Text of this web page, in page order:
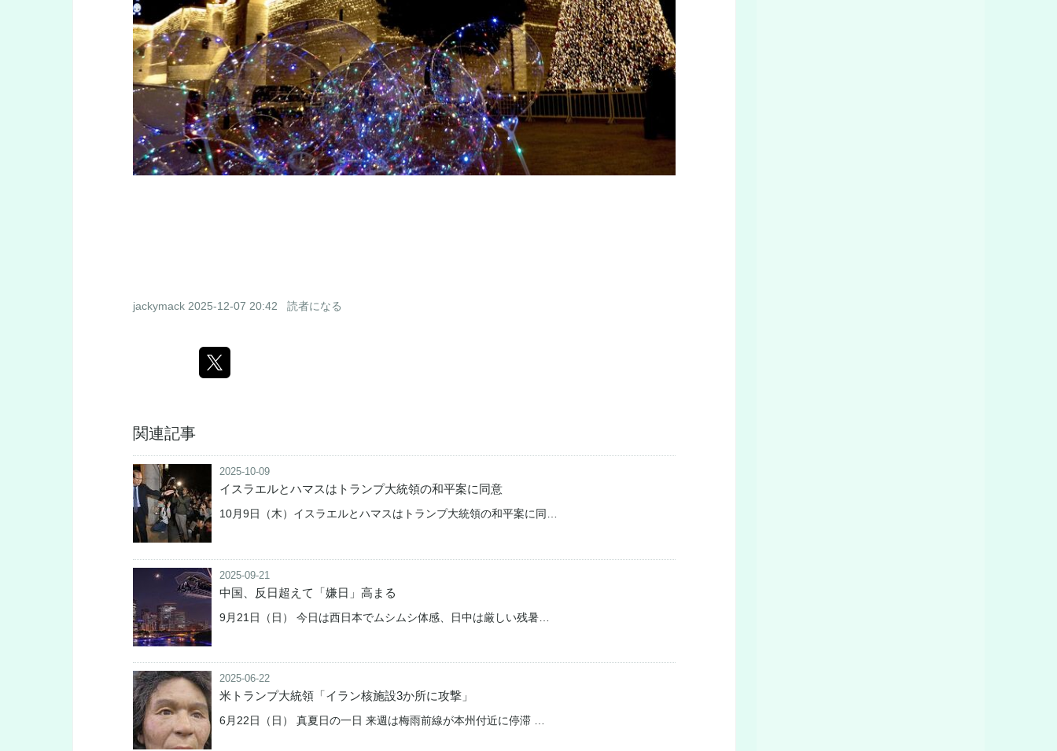
jackymack 2025-12-07 20:42 読者になる
関連記事
2025-10-09
イスラエルとハマスはトランプ大統領の和平案に同意
10月9日（木）イスラエルとハマスはトランプ大統領の和平案に同…
2025-09-21
中国、反日超えて「嫌日」高まる
9月21日（日） 今日は西日本でムシムシ体感、日中は厳しい残暑…
2025-06-22
米トランプ大統領「イラン核施設3か所に攻撃」
6月22日（日） 真夏日の一日 来週は梅雨前線が本州付近に停滞 …